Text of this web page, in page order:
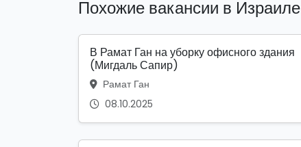
Похожие вакансии в Израиле
В Рамат Ган на уборку офисного здания
(Мигдаль Сапир)
Рамат Ган
08.10.2025